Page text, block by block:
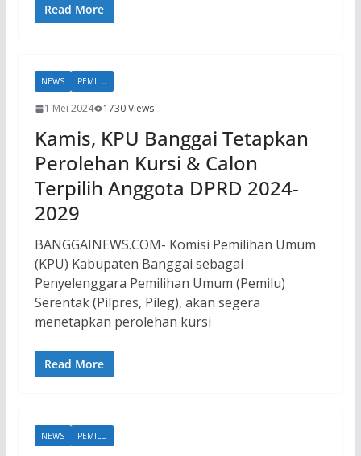
Read More
NEWS PEMILU
1 Mei 2024 1730 Views
Kamis, KPU Banggai Tetapkan
Perolehan Kursi & Calon
Terpilih Anggota DPRD 2024-
2029
BANGGAINEWS.COM- Komisi Pemilihan Umum
(KPU) Kabupaten Banggai sebagai
Penyelenggara Pemilihan Umum (Pemilu)
Serentak (Pilpres, Pileg), akan segera
menetapkan perolehan kursi
Read More
NEWS PEMILU